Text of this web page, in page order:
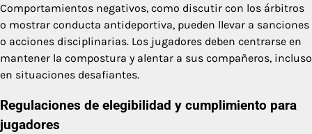
Comportamientos negativos, como discutir con los árbitros
o mostrar conducta antideportiva, pueden llevar a sanciones
o acciones disciplinarias. Los jugadores deben centrarse en
mantener la compostura y alentar a sus compañeros, incluso
en situaciones desafiantes.
Regulaciones de elegibilidad y cumplimiento para
jugadores